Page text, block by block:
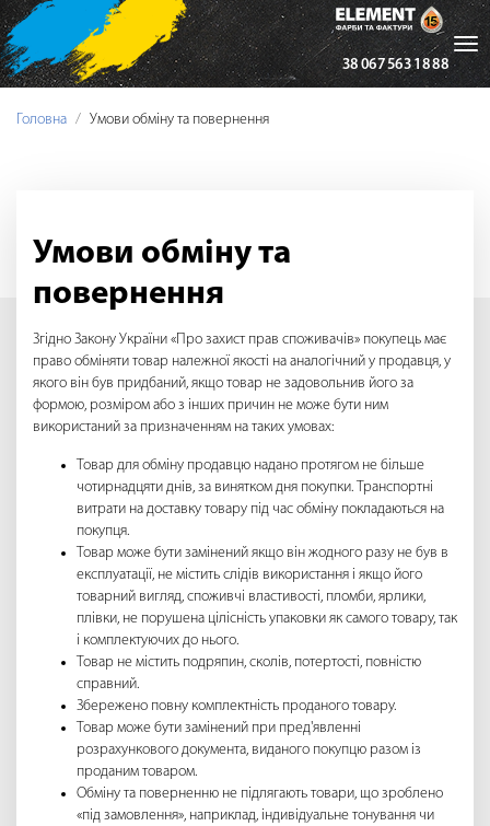
38 067 563 18 88
Головна Умови обміну та повернення
Умови обміну та
повернення
Згідно Закону України «Про захист прав споживачів» покупець має
право обміняти товар належної якості на аналогічний у продавця, у
якого він був придбаний, якщо товар не задовольнив його за
формою, розміром або з інших причин не може бути ним
використаний за призначенням на таких умовах:
Товар для обміну продавцю надано протягом не більше
чотирнадцяти днів, за винятком дня покупки. Транспортні
витрати на доставку товару під час обміну покладаються на
покупця.
Товар може бути замінений якщо він жодного разу не був в
експлуатації, не містить слідів використання і якщо його
товарний вигляд, споживчі властивості, пломби, ярлики,
плівки, не порушена цілісність упаковки як самого товару, так
і комплектуючих до нього.
Товар не містить подряпин, сколів, потертості, повністю
справний.
Збережено повну комплектність проданого товару.
Товар може бути замінений при пред'явленні
розрахункового документа, виданого покупцю разом із
проданим товаром.
Обміну та поверненню не підлягають товари, що зроблено
«під замовлення», наприклад, індивідуальне тонування чи